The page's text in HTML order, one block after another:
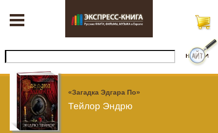
«Загадка Эдгара По»
Тейлор Эндрю